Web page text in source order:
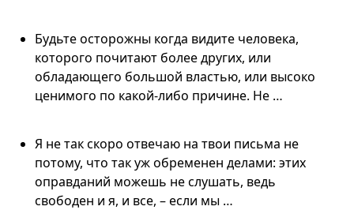
Будьте осторожны когда видите человека,
которого почитают более других, или
обладающего большой властью, или высоко
ценимого по какой-либо причине. Не …
Я не так скоро отвечаю на твои письма не
потому, что так уж обременен делами: этих
оправданий можешь не слушать, ведь
свободен и я, и все, – если мы …